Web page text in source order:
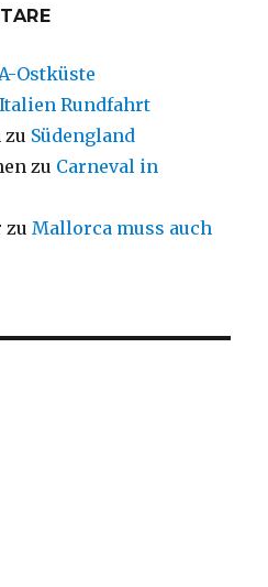
Ostküste
Italien Rundfahrt
zu Südengland
zu Carneval in
zu Mallorca muss auch